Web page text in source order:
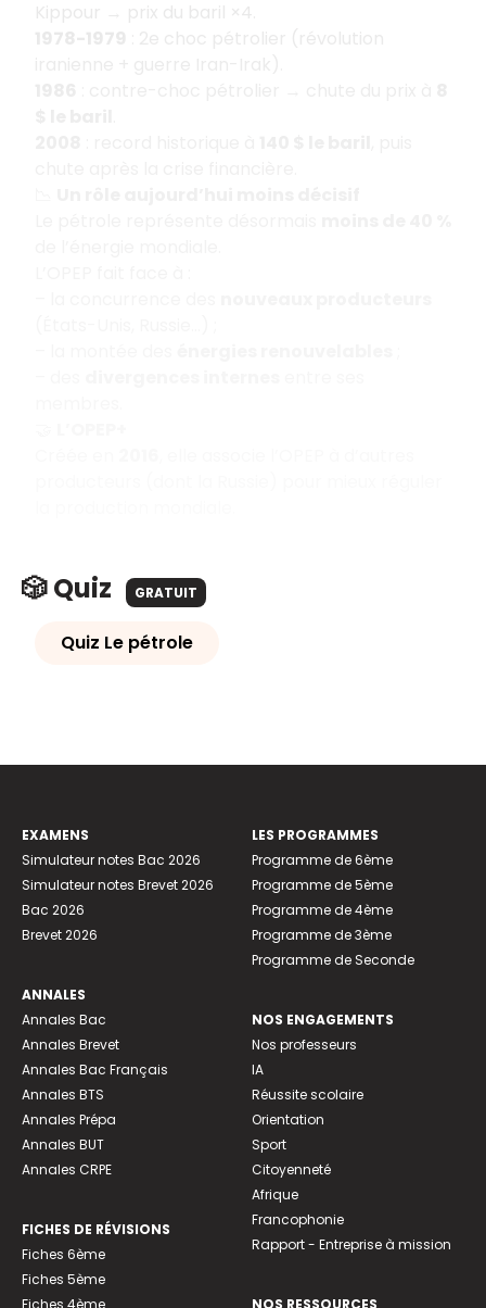
🎲 Quiz GRATUIT
Quiz Le pétrole
EXAMENS
Simulateur notes Bac 2026
Simulateur notes Brevet 2026
Bac 2026
Brevet 2026
ANNALES
Annales Bac
Annales Brevet
Annales Bac Français
Annales BTS
Annales Prépa
Annales BUT
Annales CRPE
FICHES DE RÉVISIONS
Fiches 6ème
Fiches 5ème
Fiches 4ème
LES PROGRAMMES
Programme de 6ème
Programme de 5ème
Programme de 4ème
Programme de 3ème
Programme de Seconde
NOS ENGAGEMENTS
Nos professeurs
IA
Réussite scolaire
Orientation
Sport
Citoyenneté
Afrique
Francophonie
Rapport - Entreprise à mission
NOS RESSOURCES